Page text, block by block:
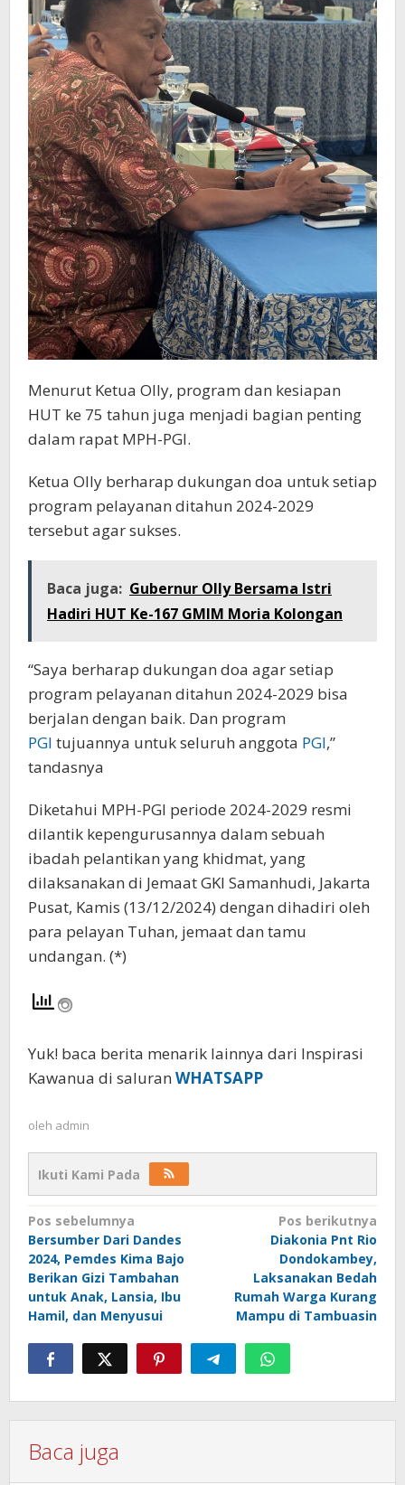
Menurut Ketua Olly, program dan kesiapan
HUT ke 75 tahun juga menjadi bagian penting
dalam rapat MPH-PGI.
Ketua Olly berharap dukungan doa untuk setiap
program pelayanan ditahun 2024-2029
tersebut agar sukses.
Baca juga: Gubernur Olly Bersama Istri
Hadiri HUT Ke-167 GMIM Moria Kolongan
“Saya berharap dukungan doa agar setiap
program pelayanan ditahun 2024-2029 bisa
berjalan dengan baik. Dan program
PGI tujuannya untuk seluruh anggota PGI,”
tandasnya
Diketahui MPH-PGI periode 2024-2029 resmi
dilantik kepengurusannya dalam sebuah
ibadah pelantikan yang khidmat, yang
dilaksanakan di Jemaat GKI Samanhudi, Jakarta
Pusat, Kamis (13/12/2024) dengan dihadiri oleh
para pelayan Tuhan, jemaat dan tamu
undangan. (*)
Yuk! baca berita menarik lainnya dari Inspirasi
Kawanua di saluran WHATSAPP
oleh admin
Ikuti Kami Pada
Navigasi
pos
Pos sebelumnya
Bersumber Dari Dandes
2024, Pemdes Kima Bajo
Berikan Gizi Tambahan
untuk Anak, Lansia, Ibu
Hamil, dan Menyusui
Pos berikutnya
Diakonia Pnt Rio
Dondokambey,
Laksanakan Bedah
Rumah Warga Kurang
Mampu di Tambuasin
Baca juga